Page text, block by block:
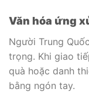
Văn hóa ứng
Người Trung
trọng. Khi giao
quà hoặc danh
bằng ngón tay.